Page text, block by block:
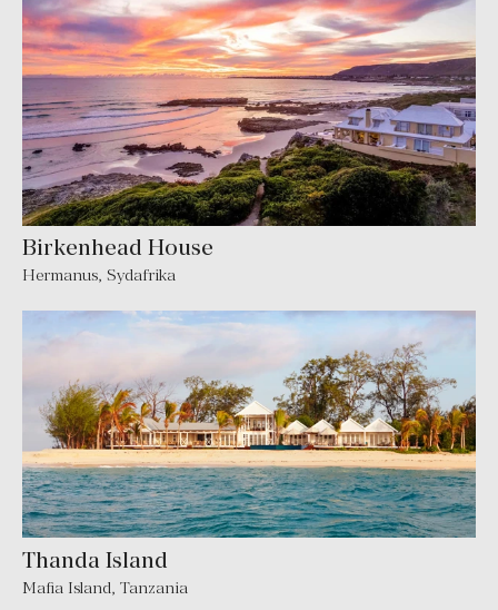
Birkenhead House
Hermanus, Sydafrika
Thanda Island
Mafia Island, Tanzania